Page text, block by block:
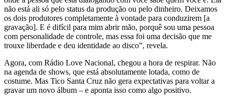
não está ali só pelo status da produção ou pelo dinheiro. Deixamos
os dois produtores completamente à vontade para conduzirem [a
gravação]. E é difícil para mim abrir mão, porquê sou uma pessoa
com personalidade de controle, mas essa foi uma decisão que me
trouxe liberdade e deu identidade ao disco”, revela.
Agora, com Rádio Love Nacional, chegou a hora de respirar. Não
na agenda de shows, que está absolutamente lotada, como de
costume. Mas Tico Santa Cruz não gera expectativas para voltar a
gravar um novo álbum – e aponta isso como algo positivo.